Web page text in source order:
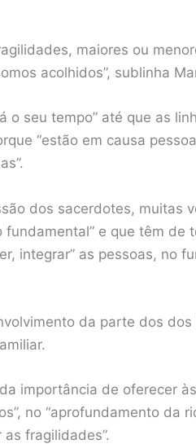
maiores ou
acolhidos”, sublinha
o seu tempo” até que as
“estão em causa
dos sacerdotes, muitas
e que têm de
integrar” as pessoas, no
da parte dos dos
importância de oferecer
no “aprofundamento da
fragilidades”.